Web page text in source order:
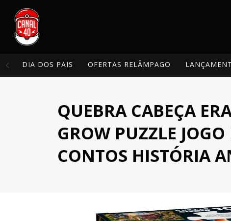
DIA DOS PAIS OFERTAS RELÂMPAGO
QUEBRA CABEÇA
GROW PUZZLE
CONTOS HISTÓRIA